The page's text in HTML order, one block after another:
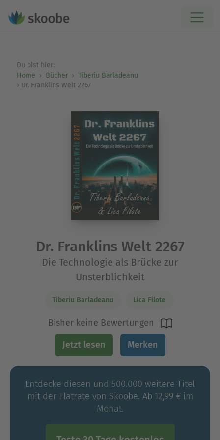
Du bist hier:
Home
Bücher
Tiberiu Barladeanu
Dr. Franklins Welt 2267
Dr. Franklins Welt 2267
Die Technologie als Brücke zur
Unsterblichkeit
Tiberiu Barladeanu Lica Filote
Bisher keine Bewertungen
Jetzt lesen Merken
Entdecke diesen und 500.000 weitere Titel
mit der Flatrate von Skoobe. Ab 12,99 € im
Monat.